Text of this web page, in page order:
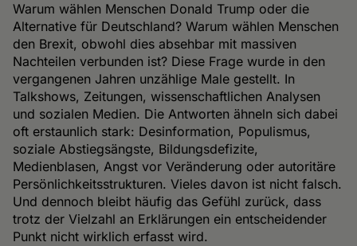
Warum wählen Menschen Donald Trump oder die
Alternative für Deutschland? Warum wählen Menschen
den Brexit, obwohl dies absehbar mit massiven
Nachteilen verbunden ist? Diese Frage wurde in den
vergangenen Jahren unzählige Male gestellt. In
Talkshows, Zeitungen, wissenschaftlichen Analysen
und sozialen Medien. Die Antworten ähneln sich dabei
oft erstaunlich stark: Desinformation, Populismus,
soziale Abstiegsängste, Bildungsdefizite,
Medienblasen, Angst vor Veränderung oder autoritäre
Persönlichkeitsstrukturen. Vieles davon ist nicht falsch.
Und dennoch bleibt häufig das Gefühl zurück, dass
trotz der Vielzahl an Erklärungen ein entscheidender
Punkt nicht wirklich erfasst wird.